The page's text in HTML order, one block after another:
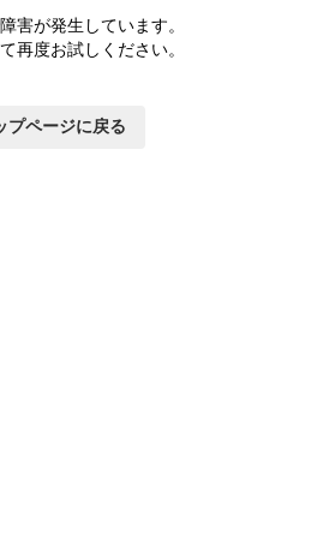
害が発生しています。
再度お試しください。
プページに戻る